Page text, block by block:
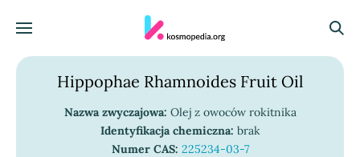
Menu
Hippophae Rhamnoides Fruit Oil
Nazwa zwyczajowa: Olej z owoców rokitnika
Identyfikacja chemiczna: brak
Numer CAS: 225234-03-7